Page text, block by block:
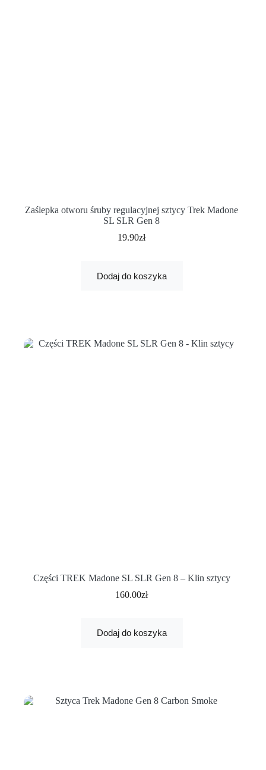
Zaślepka otworu śruby regulacyjnej sztycy Trek Madone
SL SLR Gen 8
19.90zł
Dodaj do koszyka
Części TREK Madone SL SLR Gen 8 – Klin sztycy
160.00zł
Dodaj do koszyka